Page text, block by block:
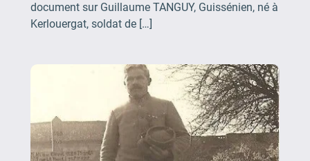
document sur Guillaume TANGUY, Guissénien, né à
Kerlouergat, soldat de […]